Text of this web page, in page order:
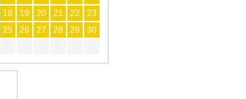
18 19 20 21 22
23
25 26 27 28 29
30